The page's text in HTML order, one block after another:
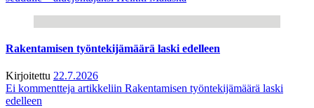
Rakentamisen työntekijämäärä laski edelleen
Kirjoitettu 22.7.2026
Ei kommentteja artikkeliin Rakentamisen työntekijämäärä laski
edelleen